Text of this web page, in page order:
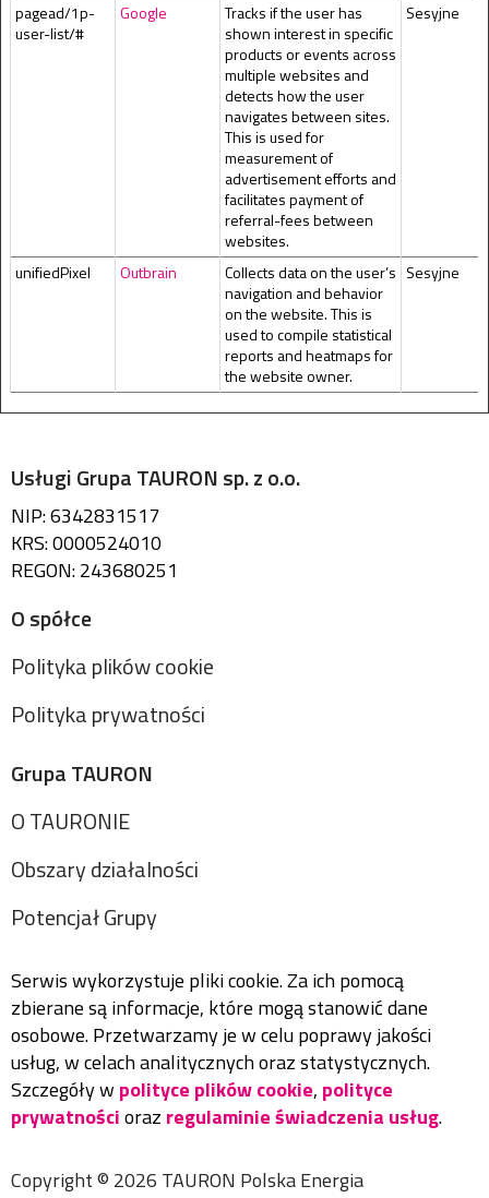
pagead/1p-
user-list/#
Google
Tracks if the user has
shown interest in specific
products or events across
multiple websites and
detects how the user
navigates between sites.
This is used for
measurement of
advertisement efforts and
facilitates payment of
referral-fees between
websites.
Sesyjne
unifiedPixel Outbrain
Collects data on the user’s
navigation and behavior
on the website. This is
used to compile statistical
reports and heatmaps for
the website owner.
Sesyjne
Usługi Grupa TAURON sp. z o.o.
NIP: 6342831517
KRS: 0000524010
REGON: 243680251
O spółce
Polityka plików cookie
Polityka prywatności
Grupa TAURON
O TAURONIE
Obszary działalności
Potencjał Grupy
Serwis wykorzystuje pliki cookie. Za ich pomocą
zbierane są informacje, które mogą stanowić dane
osobowe. Przetwarzamy je w celu poprawy jakości
usług, w celach analitycznych oraz statystycznych.
Szczegóły w polityce plików cookie, polityce
prywatnościoraz regulaminie świadczenia usług.
Copyright © 2026 TAURON Polska Energia